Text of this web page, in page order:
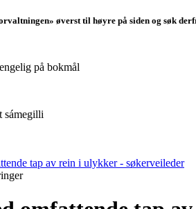
øverst til høyre på siden og søk
på bokmål
sámegilli
tap av rein i ulykker - søkerveileder